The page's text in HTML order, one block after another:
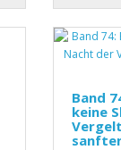
Band
keine